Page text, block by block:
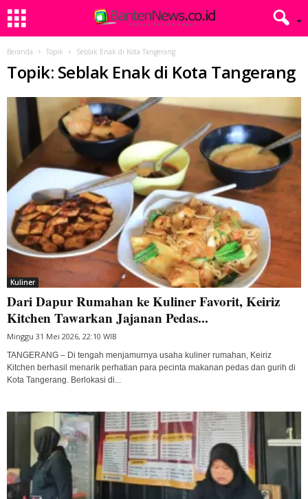
Beranda Topik Seblak Enak di Kota Tangerang
Topik: Seblak Enak di Kota Tangerang
Kuliner
Dari Dapur Rumahan ke Kuliner Favorit, Keiriz
Kitchen Tawarkan Jajanan Pedas...
Minggu 31 Mei 2026, 22:10 WIB
TANGERANG – Di tengah menjamurnya usaha kuliner rumahan, Keiriz
Kitchen berhasil menarik perhatian para pecinta makanan pedas dan gurih di
Kota Tangerang. Berlokasi di...